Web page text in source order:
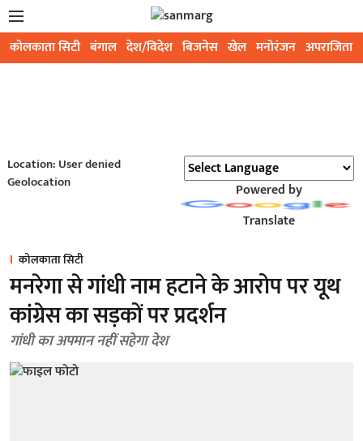
कोलकाता सिटी बंगाल देश/विदेश बिजनेस खेल मनोरंजन अपराजिता
Location: User denied
Geolocation
Powered by
Translate
कोलकाता सिटी
मनरेगा से गांधी नाम हटाने के आरोप पर यूथ
कांग्रेस का सड़कों पर प्रदर्शन
गांधी का अपमान नहीं सहेगा देश